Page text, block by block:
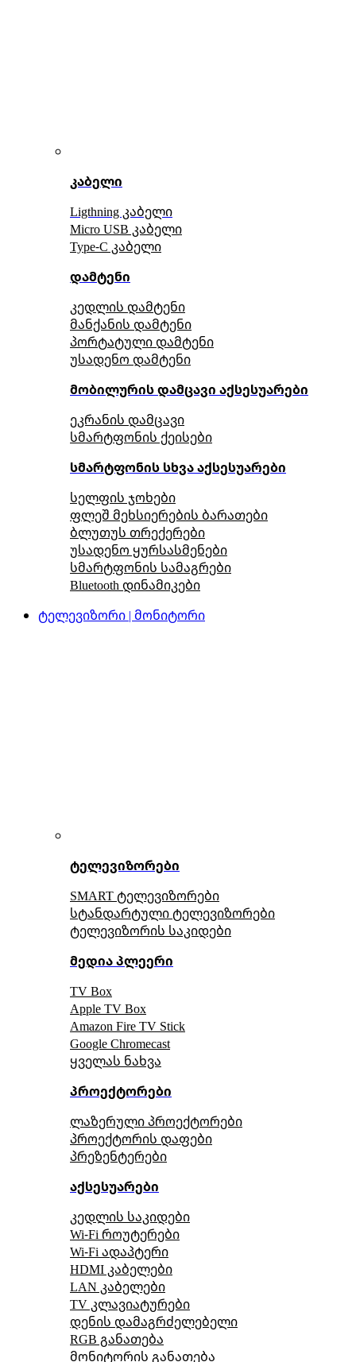
კაბელი
Ligthning კაბელი
Micro USB კაბელი
Type-C კაბელი
დამტენი
კედლის დამტენი
მანქანის დამტენი
პორტატული დამტენი
უსადენო დამტენი
მობილურის დამცავი აქსესუარები
ეკრანის დამცავი
სმარტფონის ქეისები
სმარტფონის სხვა აქსესუარები
სელფის ჯოხები
ფლეშ მეხსიერების ბარათები
ბლუთუს თრექერები
უსადენო ყურსასმენები
სმარტფონის სამაგრები
Bluetooth დინამიკები
ტელევიზორი | მონიტორი
ტელევიზორები
SMART ტელევიზორები
სტანდარტული ტელევიზორები
ტელევიზორის საკიდები
მედია პლეერი
TV Box
Apple TV Box
Amazon Fire TV Stick
Google Chromecast
ყველას ნახვა
პროექტორები
ლაზერული პროექტორები
პროექტორის დაფები
პრეზენტერები
აქსესუარები
კედლის საკიდები
Wi-Fi როუტერები
Wi-Fi ადაპტერი
HDMI კაბელები
LAN კაბელები
TV კლავიატურები
დენის დამაგრძელებელი
RGB განათება
მონიტორის განათება